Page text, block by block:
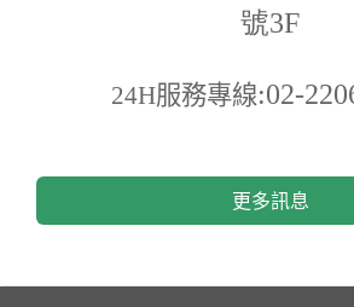
號3F
24H服務專線:02-
更多訊息